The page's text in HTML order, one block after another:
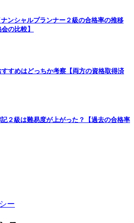
ナンシャルプランナー２級の合格率の推移
の比較】
すめはどっちか考察【両方の資格取得済
記２級は難易度が上がった？【過去の合格率
ー